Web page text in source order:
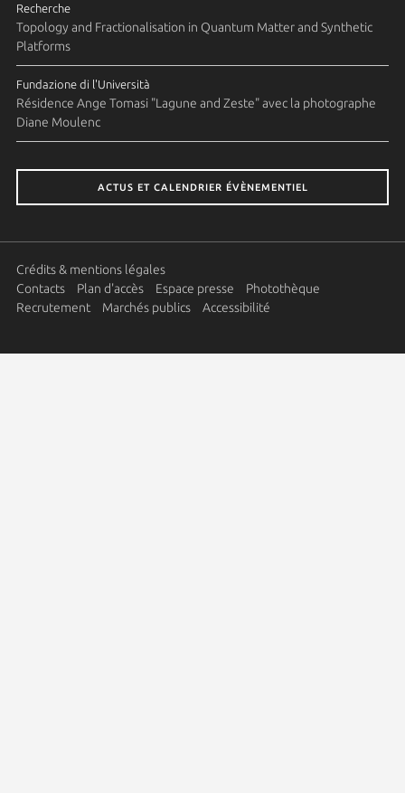
Recherche
Topology and Fractionalisation in Quantum Matter and Synthetic
Platforms
Fundazione di l'Università
Résidence Ange Tomasi "Lagune and Zeste" avec la photographe
Diane Moulenc
ACTUS ET CALENDRIER ÉVÈNEMENTIEL
Crédits & mentions légales
Contacts
Plan d'accès Espace presse
Photothèque
Recrutement
Marchés publics Accessibilité